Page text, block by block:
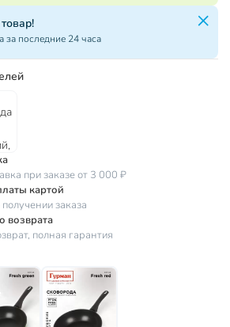
за последние 24 часа
при заказе от 3 000 ₽
картой
заказа
возврата
полная гарантия